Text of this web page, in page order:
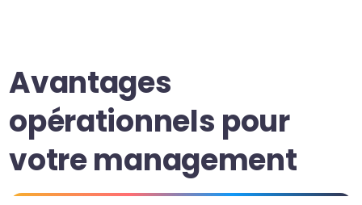
Avantages
opérationnels pour
votre management